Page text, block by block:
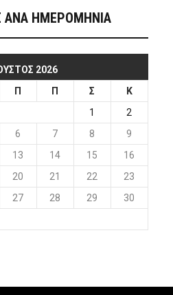
ΑΝΑ ΗΜΕΡΟΜΗΝΙΑ
2026
Π Π Σ
Κ
1
2
6 7 8
9
13 14 15
16
20 21 22
23
27 28 29
30